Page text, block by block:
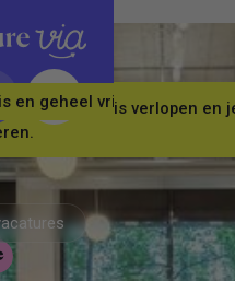
en geheel vrijblijvend lid
vacature is verlopen en